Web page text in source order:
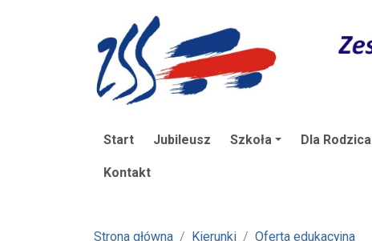
Start Jubileusz Szkoła Dla Rodzica
Kontakt
Strona główna Kierunki Oferta edukacyjna